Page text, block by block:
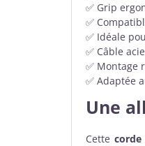
✅ Grip
✅
✅ Idéale
✅ Câble
✅ Montage
✅ Adaptée
Une
Cette corde